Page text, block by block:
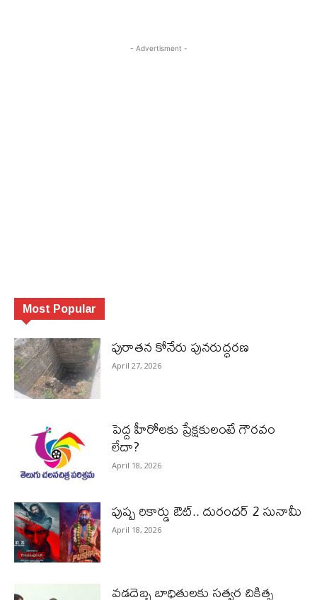
- Advertisment -
Most Popular
పురాత‌న కోనేరు పున‌రుద్ధ‌ర‌ణ
April 27, 2026
పెద్ద హీరోల‌కు ప్రేక్ష‌కులంటే గౌర‌వం
లేదా?
April 18, 2026
పుష్ప రికార్డు ఔట్‌.. దురంధ‌ర్ 2 సునామీ
April 18, 2026
వడదెబ్బ బాధితులకు సత్వర చికిత్స